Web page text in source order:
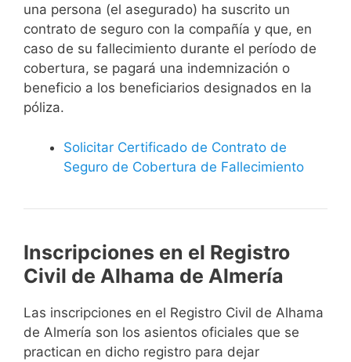
una persona (el asegurado) ha suscrito un
contrato de seguro con la compañía y que, en
caso de su fallecimiento durante el período de
cobertura, se pagará una indemnización o
beneficio a los beneficiarios designados en la
póliza.
Solicitar Certificado de Contrato de
Seguro de Cobertura de Fallecimiento
Inscripciones en el Registro
Civil de Alhama de Almería
Las inscripciones en el Registro Civil de Alhama
de Almería son los asientos oficiales que se
practican en dicho registro para dejar